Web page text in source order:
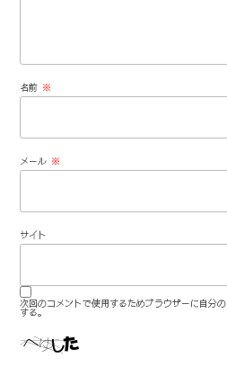
名前 ※
メール ※
サイト
次回のコメントで使用するためブラウザーに自分
する。